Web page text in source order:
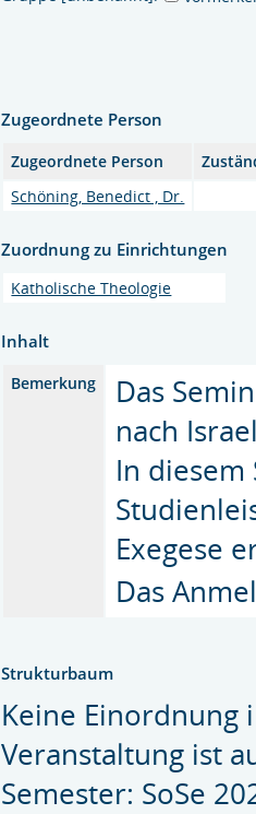
Zugeordnete Person
Zugeordnete Person
Schöning, Benedict , Dr.
Zuordnung zu Einrichtungen
Katholische Theologie
Inhalt
Bemerkung
Das
nach
In diesem
Exegese
Das
Strukturbaum
Keine Einordnung
Veranstaltung ist
Semester: SoSe